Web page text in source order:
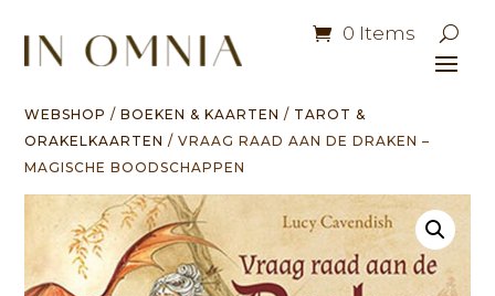
0 Items
WEBSHOP /BOEKEN & KAARTEN / TAROT &
ORAKELKAARTEN / VRAAG RAAD AAN DE DRAKEN –
MAGISCHE BOODSCHAPPEN